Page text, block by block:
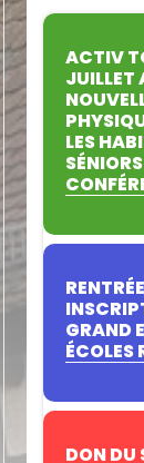
ACTIV
JUILLET
LES
GRAND
ÉCOLES
DON DU